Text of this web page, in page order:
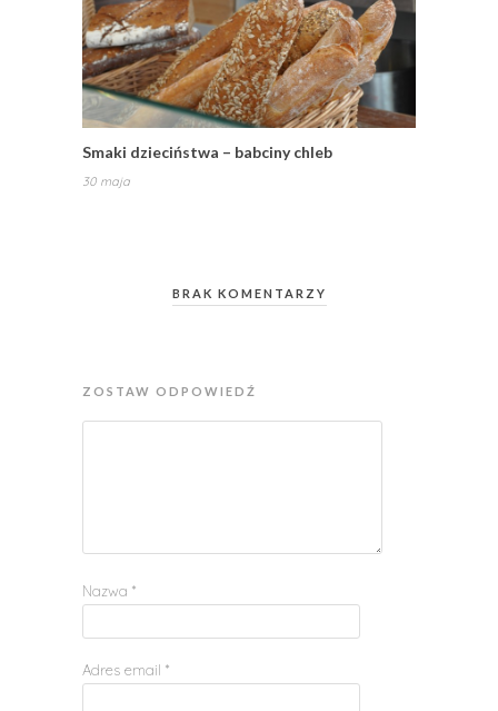
Smaki dzieciństwa – babciny chleb
30 maja
BRAK KOMENTARZY
ZOSTAW ODPOWIEDŹ
Nazwa *
Adres email *